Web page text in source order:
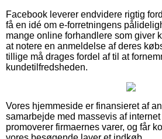
Facebook leverer endvidere rigtig
få en idé om e-forretningens
mange online forhandlere som giver
at notere en anmeldelse af deres
tillige må drages fordel af til at
kundetilfredsheden.
Vores hjemmeside er finansieret af
samarbejde med massevis af
promoverer firmaernes varer, og får